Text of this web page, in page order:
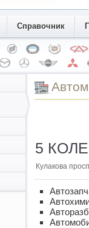
Справочник
5
Кулакова